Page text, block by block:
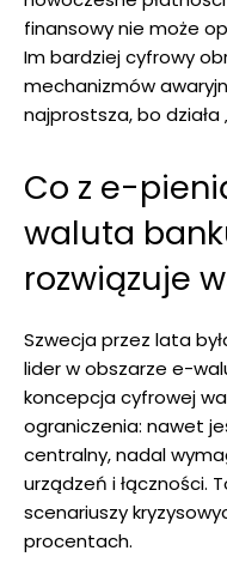
finansowy nie może
Im bardziej cyfrowy
mechanizmów
najprostsza, bo działa
Co z e-
waluta
rozwiązuje
Szwecja przez lata
lider w obszarze e-
koncepcja cyfrowej
ograniczenia: nawet
centralny, nadal
urządzeń i łączności.
scenariuszy
procentach.